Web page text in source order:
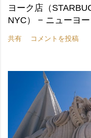
ヨーク店（
NYC） − ニューヨ
共有 コメントを投稿